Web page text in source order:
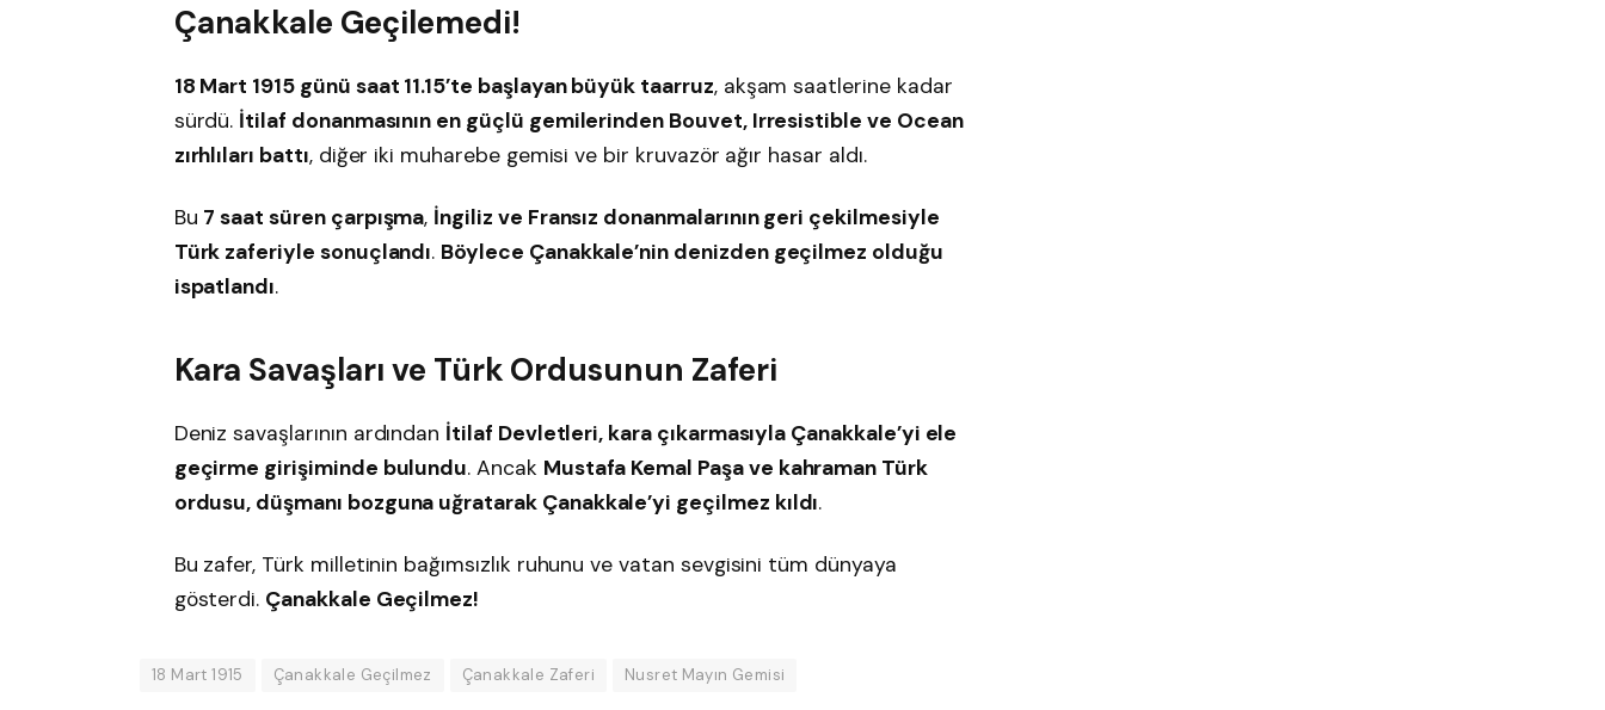
Çanakkale Geçilemedi!
18 Mart 1915 günü saat 11.15’te başlayan büyük taarruz, akşam saatlerine kadar
sürdü. İtilaf donanmasının en güçlü gemilerinden Bouvet, Irresistible ve Ocean
zırhlıları battı, diğer iki muharebe gemisi ve bir kruvazör ağır hasar aldı.
Bu 7 saat süren çarpışma, İngiliz ve Fransız donanmalarının geri çekilmesiyle
Türk zaferiyle sonuçlandı. Böylece Çanakkale’nin denizden geçilmez olduğu
ispatlandı.
Kara Savaşları ve Türk Ordusunun Zaferi
Deniz savaşlarının ardından İtilaf Devletleri, kara çıkarmasıyla Çanakkale’yi ele
geçirme girişiminde bulundu. Ancak Mustafa Kemal Paşa ve kahraman Türk
ordusu, düşmanı bozguna uğratarak Çanakkale’yi geçilmez kıldı.
Bu zafer, Türk milletinin bağımsızlık ruhunu ve vatan sevgisini tüm dünyaya
gösterdi. Çanakkale Geçilmez!
18 Mart 1915 Çanakkale Geçilmez Çanakkale Zaferi Nusret Mayın Gemisi